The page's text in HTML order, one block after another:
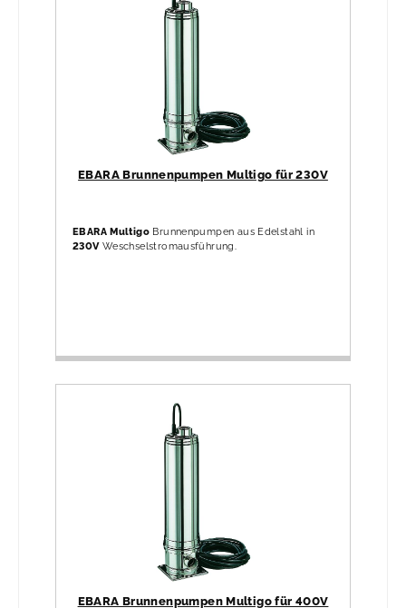
EBARA Brunnenpumpen Multigo für 230V
EBARA MultigoBrunnenpumpen aus Edelstahl in
230VWeschselstromausführung.
EBARA Brunnenpumpen Multigo für 400V